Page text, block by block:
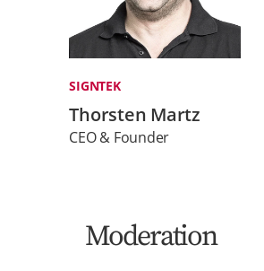
SIGNTEK
Thorsten Martz
CEO & Founder
Moderation